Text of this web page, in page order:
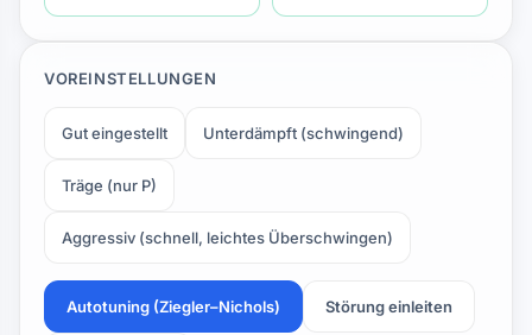
VOREINSTELLUNGEN
Gut eingestellt Unterdämpft (schwingend)
Träge (nur P)
Aggressiv (schnell, leichtes Überschwingen)
Autotuning (Ziegler–Nichols) Störung einleiten